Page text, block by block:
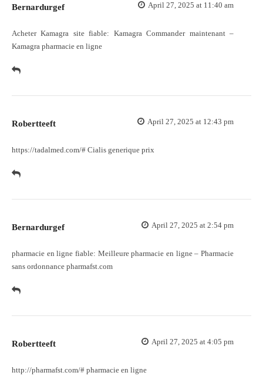
Bernardurgef April 27, 2025 at 11:40 am
Acheter Kamagra site fiable: Kamagra Commander maintenant–
Kamagra pharmacie en ligne
Robertteeft April 27, 2025 at 12:43 pm
https://tadalmed.com/# Cialis generique prix
Bernardurgef April 27, 2025 at 2:54 pm
pharmacie en ligne fiable: Meilleure pharmacie en ligne– Pharmacie
sans ordonnance pharmafst.com
Robertteeft April 27, 2025 at 4:05 pm
http://pharmafst.com/# pharmacie en ligne